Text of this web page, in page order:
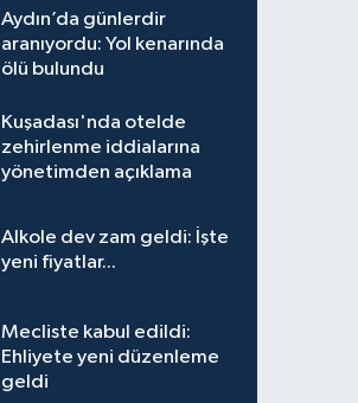
Aydın’da günlerdir
aranıyordu: Yol kenarında
ölü bulundu
Kuşadası'nda otelde
zehirlenme iddialarına
yönetimden açıklama
Alkole dev zam geldi: İşte
yeni fiyatlar...
Mecliste kabul edildi:
Ehliyete yeni düzenleme
geldi